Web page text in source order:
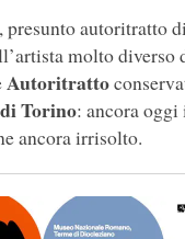
presunto autoritratto
molto diverso
Autoritratto
Torino: ancora oggi
ancora irrisolto.